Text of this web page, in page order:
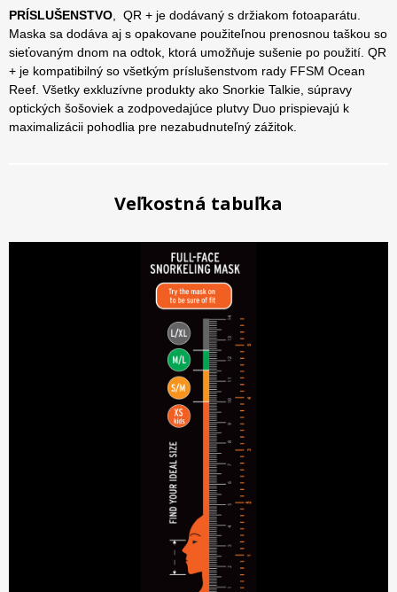
PRÍSLUŠENSTVO, QR + je dodávaný s držiakom fotoaparátu.
Maska sa dodáva aj s opakovane použiteľnou prenosnou taškou so
sieťovaným dnom na odtok, ktorá umožňuje sušenie po použití. QR
+ je kompatibilný so všetkým príslušenstvom rady FFSM Ocean
Reef. Všetky exkluzívne produkty ako Snorkie Talkie, súpravy
optických šošoviek a zodpovedajúce plutvy Duo prispievajú k
maximalizácii pohodlia pre nezabudnuteľný zážitok.
Veľkostná tabuľka